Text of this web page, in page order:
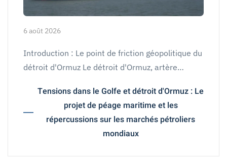
6 août 2026
Introduction : Le point de friction géopolitique du
détroit d'Ormuz Le détroit d'Ormuz, artère…
Tensions dans le Golfe et détroit d'Ormuz : Le
projet de péage maritime et les
répercussions sur les marchés pétroliers
mondiaux